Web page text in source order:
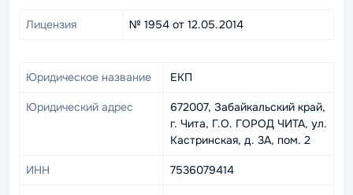
Лицензия № 1954 от 12.05.2014
Юридическое название ЕКП
Юридический адрес
672007, Забайкальский край,
г. Чита, Г.О. ГОРОД ЧИТА, ул.
Кастринская, д. 3А, пом. 2
ИНН 7536079414